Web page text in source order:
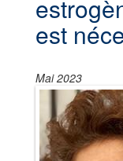
est
Mai 2023